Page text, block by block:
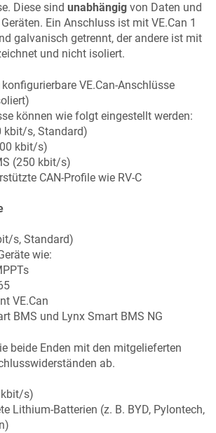
Diese sind unabhängig von Daten und
Ein Anschluss ist mit VE.Can 1
galvanisch getrennt, der andere ist mit
und nicht isoliert.
VE.Can-Anschlüsse
können wie folgt eingestellt werden:
kbit/s, Standard)
kbit/s)
(250 kbit/s)
CAN-Profile wie RV-C
s, Standard)
wie:
VE.Can
BMS und Lynx Smart BMS NG
beide Enden mit den mitgelieferten
ab.
kbit/s)
Lithium-Batterien (z. B. BYD, Pylontech,